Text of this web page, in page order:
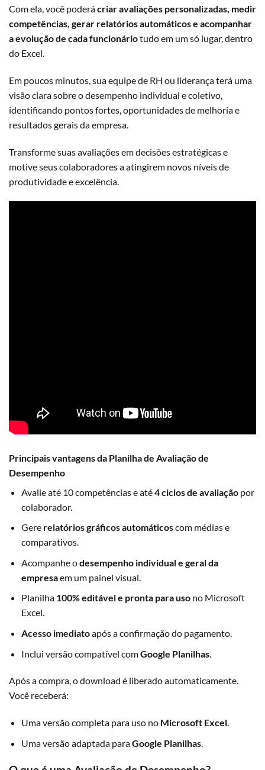
Com ela, você poderácriar avaliações personalizadas, medir
competências, gerar relatórios automáticos e acompanhar
a evolução de cada funcionáriotudo em um só lugar, dentro
do Excel.
Em poucos minutos, sua equipe de RH ou liderança terá uma
visão clara sobre o desempenho individual e coletivo,
identificando pontos fortes, oportunidades de melhoria e
resultados gerais da empresa.
Transforme suas avaliações em decisões estratégicas e
motive seus colaboradores a atingirem novos níveis de
produtividade e excelência.
Principais vantagens da Planilha de Avaliação de
Desempenho
Avalie até 10 competências e até4 ciclos de avaliaçãopor
colaborador.
Gere relatórios gráficos automáticoscom médias e
comparativos.
Acompanhe odesempenho individual e geral da
empresaem um painel visual.
Planilha 100% editável e pronta para usono Microsoft
Excel.
Acesso imediatoapós a confirmação do pagamento.
Inclui versão compatível comGoogle Planilhas.
Após a compra, o download é liberado automaticamente.
Você receberá:
Uma versão completa para uso no Microsoft Excel.
Uma versão adaptada paraGoogle Planilhas.